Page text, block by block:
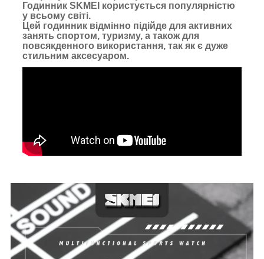
Годинник SKMEI користується популярністю
у всьому світі.
Цей годинник відмінно підійде для активних
занять спортом, туризму, а також для
повсякденного використання, так як є дуже
стильним аксесуаром.